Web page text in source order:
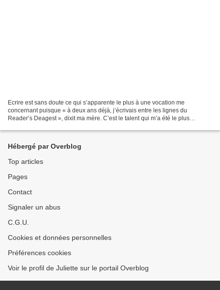
Ecrire est sans doute ce qui s’apparente le plus à une vocation me
concernant puisque « à deux ans déjà, j’écrivais entre les lignes du
Reader’s Deagest », dixit ma mère. C’est le talent qui m’a été le plus
Hébergé par Overblog
Top articles
Pages
Contact
Signaler un abus
C.G.U.
Cookies et données personnelles
Préférences cookies
Voir le profil de Juliette sur le portail Overblog